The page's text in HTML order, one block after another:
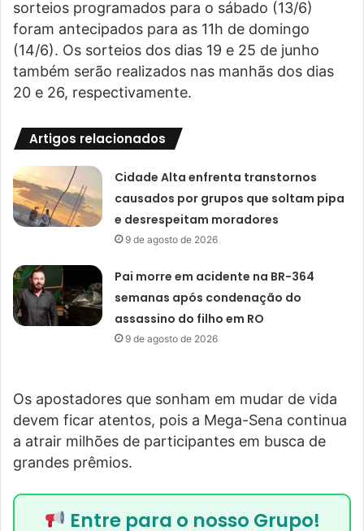
sorteios programados para o sábado (13/6)
foram antecipados para as 11h de domingo
(14/6). Os sorteios dos dias 19 e 25 de junho
também serão realizados nas manhãs dos dias
20 e 26, respectivamente.
Artigos relacionados
Cidade Alta enfrenta transtornos
causados por grupos que soltam pipa
e desrespeitam moradores
9 de agosto de 2026
Pai morre em acidente na BR-364
semanas após condenação do
assassino do filho em RO
9 de agosto de 2026
Os apostadores que sonham em mudar de vida
devem ficar atentos, pois a Mega-Sena continua
a atrair milhões de participantes em busca de
grandes prêmios.
Entre para o nosso Grupo!